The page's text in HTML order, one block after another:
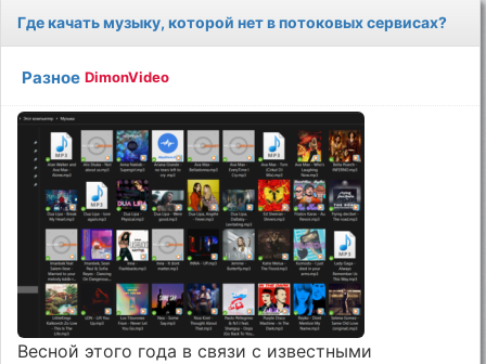
Где качать музыку, которой нет в потоковых сервисах?
Разное DimonVideo
Весной этого года в связи с известными